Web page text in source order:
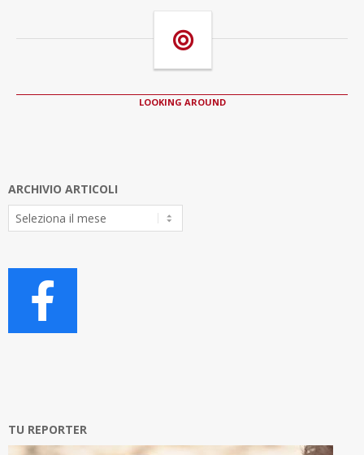
LOOKING AROUND
ARCHIVIO ARTICOLI
Archivio
Articoli
TU REPORTER